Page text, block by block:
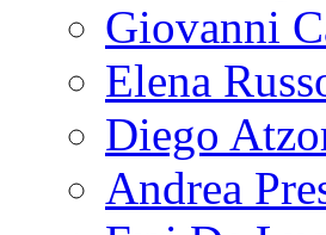
Giovanni
Elena
Diego
Andrea